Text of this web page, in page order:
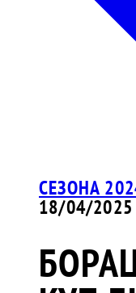
СЕЗОНА
18/04/2025